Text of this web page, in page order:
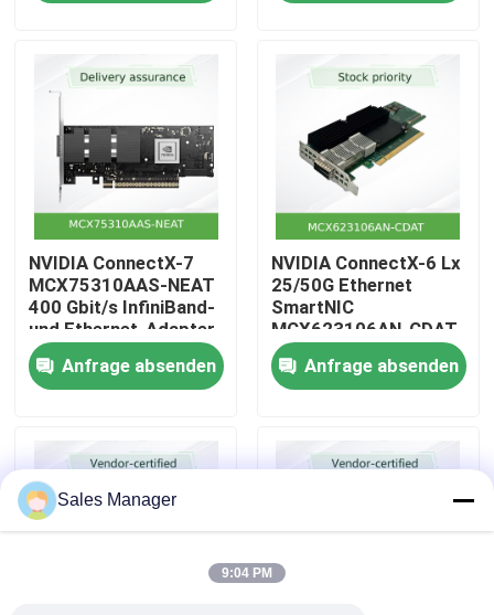
Über uns
Werksbesichtigung
Qualitätskontrolle
Kontakt
Neuigkeiten
Fälle
NVIDIA ConnectX-7
MCX75310AAS-NEAT
400 Gbit/s InfiniBand-
und Ethernet-Adapter
Anfrage absenden
NVIDIA ConnectX-6 Lx
25/50G Ethernet
SmartNIC
MCX623106AN-CDAT
Anfrage absenden
Sales Manager
9:04 PM